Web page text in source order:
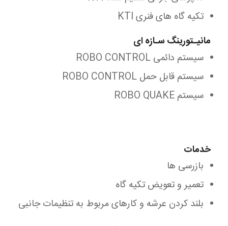
تکیه گاه های فنری KTI
مانیـتورینگ سـازه ای
سیستم دائمی ROBO CONTROL
سیستم قابل حمل ROBO CONTROL
سیستم ROBO QUAKE
خدمات
بازرسی ها
تعمیر و تعویض تکیه گاه
بلند کردن عرشه و کارهای مربوط به تنظیمات جانبی